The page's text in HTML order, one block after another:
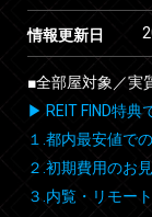
情報更新日
■全部屋対象／実
▶ REIT FIND特典
１.都内最安値で
２.初期費用のお
３.内覧・リモー